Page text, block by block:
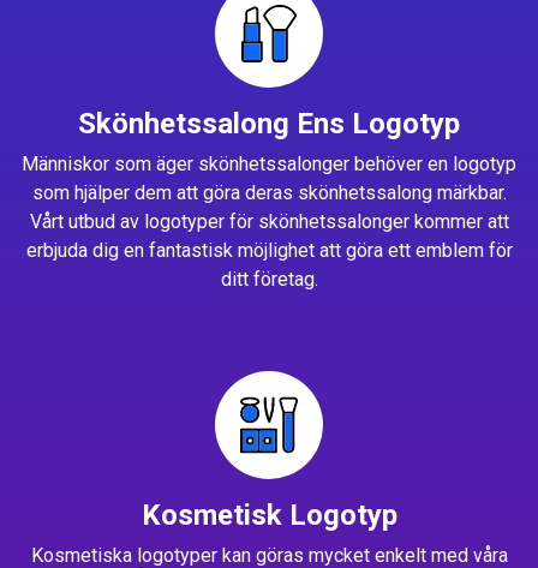
Skönhetssalong Ens Logotyp
Människor som äger skönhetssalonger behöver en logotyp
som hjälper dem att göra deras skönhetssalong märkbar.
Vårt utbud av logotyper för skönhetssalonger kommer att
erbjuda dig en fantastisk möjlighet att göra ett emblem för
ditt företag.
Kosmetisk Logotyp
Kosmetiska logotyper kan göras mycket enkelt med våra